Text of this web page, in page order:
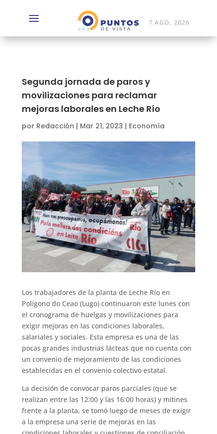
7 AGO, 2026
Segunda jornada de paros y
movilizaciones para reclamar
mejoras laborales en Leche Río
por Redacción | Mar 21, 2023 | Economía
Los trabajadores de la planta de Leche Río en
Polígono do Ceao (Lugo) continuaron este lunes con
el cronograma de huelgas y movilizaciones para
exigir mejoras en las condiciones laborales,
salariales y sociales. Esta empresa es una de las
pocas grandes industrias lácteas que no cuenta con
un convenio de mejoramiento de las condiciones
establecidas en el convenio colectivo estatal.
La decisión de convocar paros parciales (que se
realizan entre las 12:00 y las 16:00 horas) y mítines
frente a la planta, se tomó luego de meses de exigir
a la empresa una serie de mejoras en las